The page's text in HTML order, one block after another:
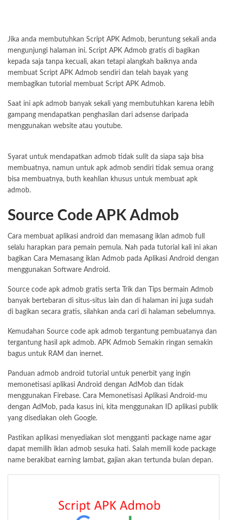
Jika anda membutuhkan Script APK Admob, beruntung sekali anda
mengunjungi halaman ini. Script APK Admob gratis di bagikan
kepada saja tanpa kecuali, akan tetapi alangkah baiknya anda
membuat Script APK Admob sendiri dan telah bayak yang
membagikan tutorial membuat Script APK Admob.
Saat ini apk admob banyak sekali yang membutuhkan karena lebih
gampang mendapatkan penghasilan dari adsense daripada
menggunakan website atau youtube.
Syarat untuk mendapatkan admob tidak sulit da siapa saja bisa
membuatnya, namun untuk apk admob sendiri tidak semua orang
bisa membuatnya, buth keahlian khusus untuk membuat apk
admob.
Source Code APK Admob
Cara membuat aplikasi android dan memasang iklan admob full
selalu harapkan para pemain pemula. Nah pada tutorial kali ini akan
bagikan Cara Memasang iklan Admob pada Aplikasi Android dengan
menggunakan Software Android.
Source code apk admob gratis serta Trik dan Tips bermain Admob
banyak bertebaran di situs-situs lain dan di halaman ini juga sudah
di bagikan secara gratis, silahkan anda cari di halaman sebelumnya.
Kemudahan Source code apk admob tergantung pembuatanya dan
tergantung hasil apk admob. APK Admob Semakin ringan semakin
bagus untuk RAM dan inernet.
Panduan admob android tutorial untuk penerbit yang ingin
memonetisasi aplikasi Android dengan AdMob dan tidak
menggunakan Firebase. Cara Memonetisasi Aplikasi Android-mu
dengan AdMob, pada kasus ini, kita menggunakan ID aplikasi publik
yang disediakan oleh Google.
Pastikan aplikasi menyediakan slot mengganti package name agar
dapat memilih iklan admob sesuka hati. Salah memili kode package
name berakibat earning lambat, gajian akan tertunda bulan depan.